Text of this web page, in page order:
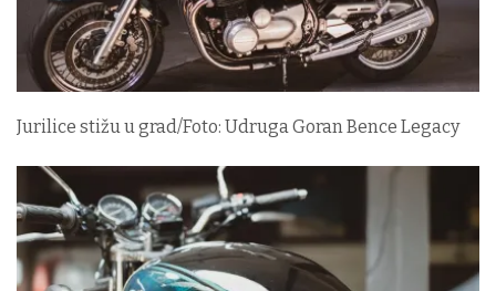
Jurilice stižu u grad/Foto: Udruga Goran Bence Legacy